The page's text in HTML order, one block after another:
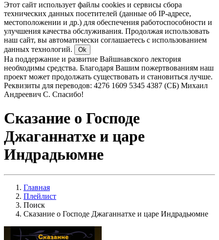
Этот сайт использует файлы cookies и сервисы сбора
технических данных посетителей (данные об IP-адресе,
местоположении и др.) для обеспечения работоспособности и
улучшения качества обслуживания. Продолжая использовать
наш сайт, вы автоматически соглашаетесь с использованием
данных технологий.
Ok
На поддержание и развитие Вайшнавского лектория
необходимы средства. Благодаря Вашим пожертвованиям наш
проект может продолжать существовать и становиться лучше.
Реквизиты для переводов: 4276 1609 5345 4387 (СБ) Михаил
Андреевич С. Спасибо!
Сказание о Господе
Джаганнатхе и царе
Индрадьюмне
Главная
Плейлист
Поиск
Сказание о Господе Джаганнатхе и царе Индрадьюмне